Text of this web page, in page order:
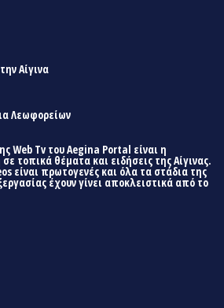
Αίγινα
Λεωφορείων
Web Tv του Aegina Portal είναι η
τοπικά θέματα και ειδήσεις της Αίγινας.
είναι πρωτογενές και όλα τα στάδια της
έχουν γίνει αποκλειστικά από το